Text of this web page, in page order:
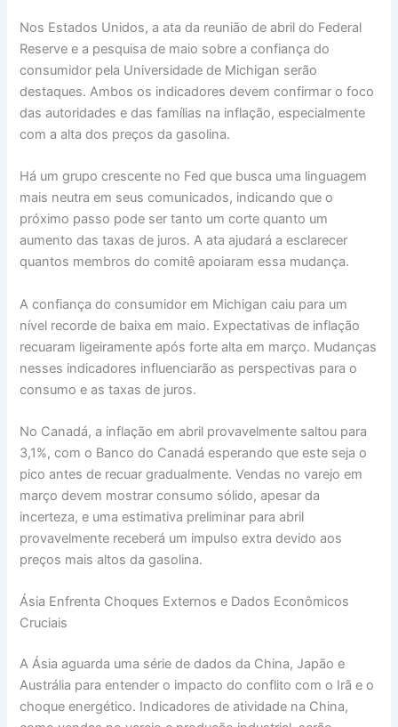
Nos Estados Unidos, a ata da reunião de abril do Federal
Reserve e a pesquisa de maio sobre a confiança do
consumidor pela Universidade de Michigan serão
destaques. Ambos os indicadores devem confirmar o foco
das autoridades e das famílias na inflação, especialmente
com a alta dos preços da gasolina.
Há um grupo crescente no Fed que busca uma linguagem
mais neutra em seus comunicados, indicando que o
próximo passo pode ser tanto um corte quanto um
aumento das taxas de juros. A ata ajudará a esclarecer
quantos membros do comitê apoiaram essa mudança.
A confiança do consumidor em Michigan caiu para um
nível recorde de baixa em maio. Expectativas de inflação
recuaram ligeiramente após forte alta em março. Mudanças
nesses indicadores influenciarão as perspectivas para o
consumo e as taxas de juros.
No Canadá, a inflação em abril provavelmente saltou para
3,1%, com o Banco do Canadá esperando que este seja o
pico antes de recuar gradualmente. Vendas no varejo em
março devem mostrar consumo sólido, apesar da
incerteza, e uma estimativa preliminar para abril
provavelmente receberá um impulso extra devido aos
preços mais altos da gasolina.
Ásia Enfrenta Choques Externos e Dados Econômicos
Cruciais
A Ásia aguarda uma série de dados da China, Japão e
Austrália para entender o impacto do conflito com o Irã e o
choque energético. Indicadores de atividade na China,